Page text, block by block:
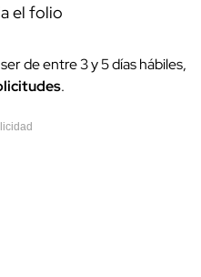
el folio
de entre 3 y 5 días hábiles,
.